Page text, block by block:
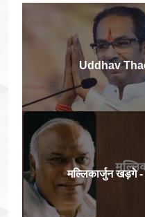
Uddhav
मल्लिकार्जुन